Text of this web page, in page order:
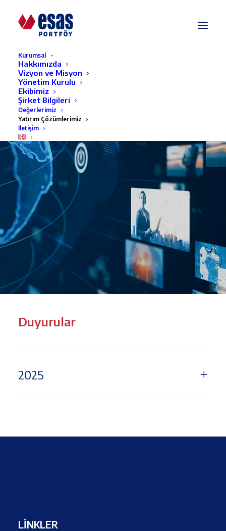
Kurumsal
Hakkımızda
Vizyon ve Misyon
Yönetim Kurulu
Ekibimiz
Şirket Bilgileri
Değerlerimiz
Yatırım Çözümlerimiz
İletişim
Duyurular
2025
LİNKLER